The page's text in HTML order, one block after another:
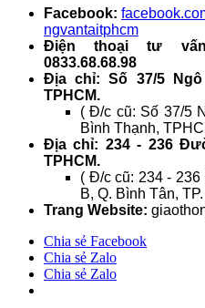
Facebook:
ngvantaitphcm
Điện thoại tư vấn:
0833.68.68.98
Địa chỉ: Số 37/5
TPHCM.
( Đ/c cũ: Số 37/5
Bình Thạnh,
Địa chỉ: 234 - 236
TPHCM.
( Đ/c cũ: 234 -
B, Q. Bình Tân,
Trang Website:
Chia sẻ Facebook
Chia sẻ Zalo
Chia sẻ Zalo